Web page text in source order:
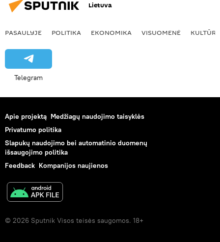
Lietuva
PASAULYJE POLITIKA EKONOMIKA VISUOMENĖ KULTŪRA
Telegram
Apie projektą Medžiagų naudojimo taisyklės
Privatumo politika
Slapukų naudojimo bei automatinio duomenų
išsaugojimo politika
Feedback Kompanijos naujienos
© 2026 Sputnik Visos teisės saugomos. 18+